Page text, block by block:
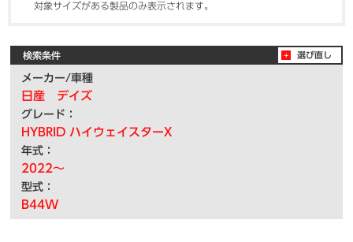
対象サイズがある製品のみ表示されます。
検索条件
メーカー/車種
日産 デイズ
グレード：
HYBRID ハイウェイスターX
年式：
2022～
型式：
B44W
選び直し